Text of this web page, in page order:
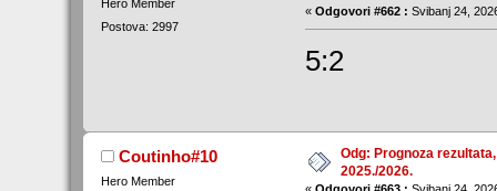
Hero Member
Postova: 2997
« Odgovori #662 : Svibanj 24,
5:2
Coutinho#10
Hero Member
Odg: Prognoza
2025./2026.